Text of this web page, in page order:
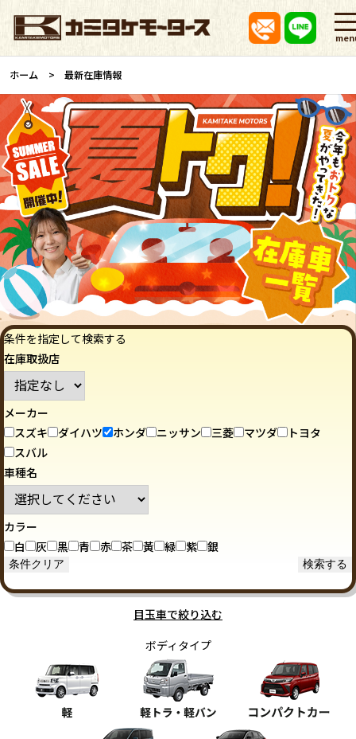
ホーム 最新在庫情報
条件を指定して検索する
在庫取扱店
メーカー
スズキ
ダイハツ ホンダ ニッサン 三菱 マツダ
トヨタ
スバル
車種名
カラー
白
灰 黒 青 赤 茶 黃 緑 紫 銀
目玉車で絞り込む
ボディタイプ